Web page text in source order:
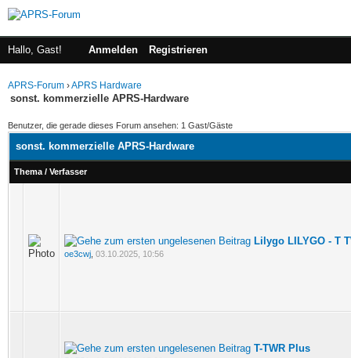
Hallo, Gast! Anmelden Registrieren
APRS-Forum ›APRS Hardware
sonst. kommerzielle APRS-Hardware
Benutzer, die gerade dieses Forum ansehen: 1 Gast/Gäste
sonst. kommerzielle APRS-Hardware
Thema / Verfasser
Lilygo LILYGO - T
oe3cwj 03.10.2025, 10:56
T-TWR Plus